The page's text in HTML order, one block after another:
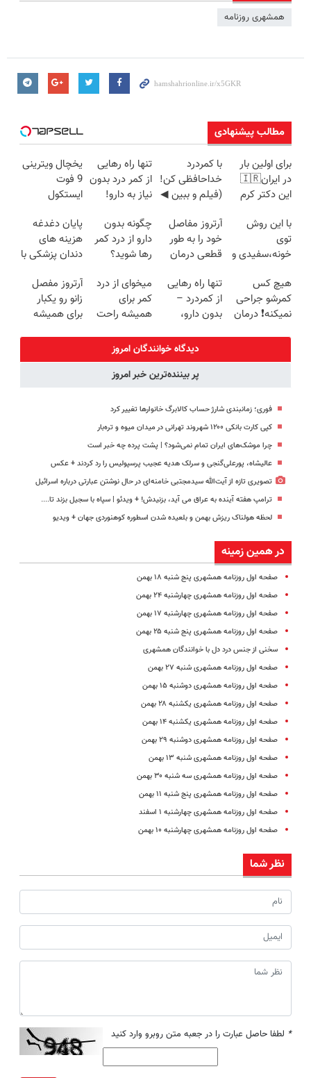
همشهری روزنامه
مطالب پیشنهادی
برای اولین بار
در ایران🇮🇷
این دکتر کرم
روزه ساخت!
با کمردرد
خداحافظی کن!
(فیلم و ببین ◀
پرکن)
تنها راه رهایی
از کمر درد بدون
نیاز به دارو!
یخچال ویترینی
9 فوت
ایستکول
با این روش
توی
خونه،سفیدی و
برگردون
(40%off)
آرتروز مفاصل
خود را به طور
قطعی درمان
◗پرسش‌نامه◖
چگونه بدون
دارو از درد کمر
رها شوید؟
رو پرکن)
پایان دغدغه
هزینه های
دندان پزشکی با
کننده خانگی
هیچ کس
کمرشو جراحی
نمیکنه❗ درمان
(پرسشنامه)
تنها راه رهایی
از کمردرد –
بدون دارو،
«فرم پر کن»
میخوای از درد
کمر برای
همیشه راحت
پرسش‌نامه رو
پر کن
آرتروز مفصل
زانو رو یکبار
برای همیشه
دیدگاه خوانندگان امروز
پر بیننده‌ترین خبر امروز
فوری؛ زمانبندی‌ شارژ حساب کالابرگ خانوارها تغییر کرد
کپی کارت بانکی ۱۲۰۰ شهروند تهرانی در میدان میوه و تره‌بار
چرا موشک‌های ایران تمام نمی‌شود؟ | پشت پرده چه خبر است
عالیشاه، پورعلی‌گنجی و سرلک هدیه عجیب پرسپولیس را رد کردند + عکس
تصویری تازه از آیت‌الله سیدمجتبی خامنه‌ای در حال نوشتن عبارتی درباره اسرائیل
ترامپ هفته آینده به عراق می آید، بزنیدش! + ویدئو | سپاه با سجیل بزند تا....
لحظه هولناک ریزش بهمن و بلعیده شدن اسطوره کوهنوردی جهان + ویدیو
در همین زمینه
صفحه اول روزنامه همشهری پنج شنبه ۱۸ بهمن
صفحه اول روزنامه همشهری چهارشنبه ۲۴ بهمن
صفحه اول روزنامه همشهری چهارشنبه ۱۷ بهمن
صفحه اول روزنامه همشهری پنج شنبه ۲۵ بهمن
سخنی از جنس درد دل با خوانندگان همشهری
صفحه اول روزنامه همشهری شنبه ۲۷ بهمن
صفحه اول روزنامه همشهری دوشنبه ۱۵ بهمن
صفحه اول روزنامه همشهری یکشنبه ۲۸ بهمن
صفحه اول روزنامه همشهری یکشنبه ۱۴ بهمن
صفحه اول روزنامه همشهری دوشنبه ۲۹ بهمن
صفحه اول روزنامه همشهری شنبه ۱۳ بهمن
صفحه اول روزنامه همشهری سه شنبه ۳۰ بهمن
صفحه اول روزنامه همشهری پنج شنبه ۱۱ بهمن
صفحه اول روزنامه همشهری چهارشنبه ۱ اسفند
صفحه اول روزنامه همشهری چهارشنبه ۱۰ بهمن
نظر شما
* لطفا حاصل عبارت را در جعبه متن روبرو وارد کنید